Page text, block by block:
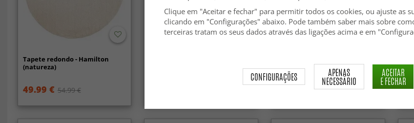
Tapete redondo - Hamilton
(natureza)
49.99 € 54.99 €
(preto/dourado)
84.99 €
Clique em "Aceitar e fechar" para permitir todos os cookies, ou ajuste as
clicando em "Configurações" abaixo. Pode também saber mais sobre
terceiras tratam os seus dados através das ligações acima e em
CONFIGURAÇÕES APENAS
NECESSÁRIO
ACEITAR
E FECHAR